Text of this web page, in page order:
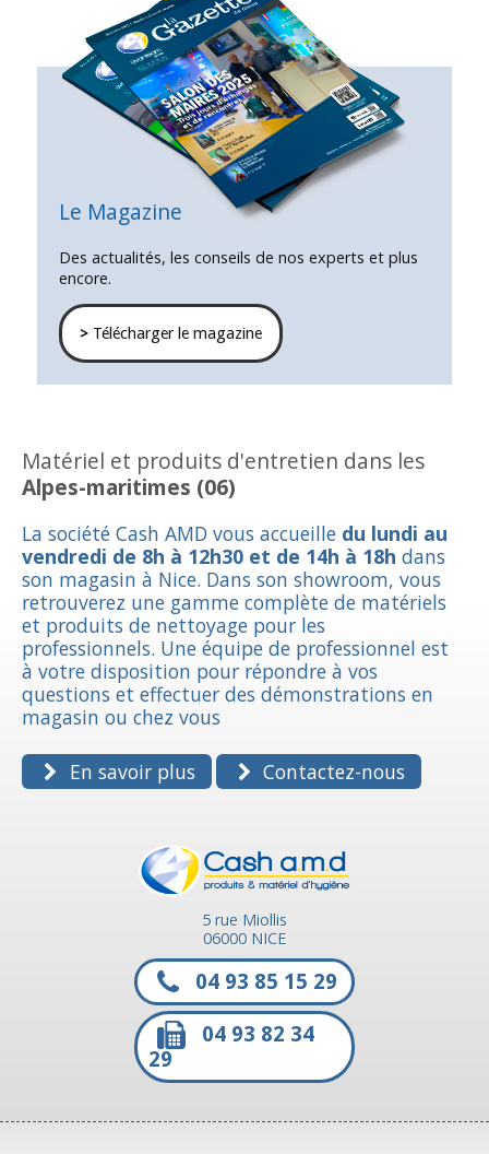
Le Magazine
Des actualités, les conseils de nos experts et plus
encore.
>Télécharger le magazine
Matériel et produits d'entretien dans les
Alpes-maritimes (06)
La société Cash AMD vous accueille du lundi au
vendredi de 8h à 12h30 et de 14h à 18h dans
son magasin à Nice. Dans son showroom, vous
retrouverez une gamme complète de matériels
et produits de nettoyage pour les
professionnels. Une équipe de professionnel est
à votre disposition pour répondre à vos
questions et effectuer des démonstrations en
magasin ou chez vous
En savoir plus Contactez-nous
5 rue Miollis
06000 NICE
04 93 85 15 29
04 93 82 34
29